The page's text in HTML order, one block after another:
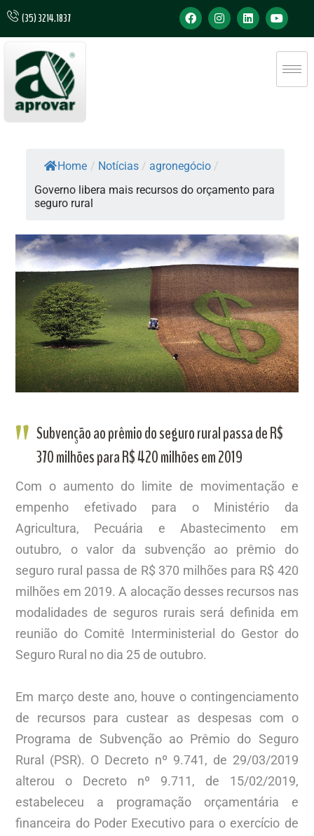
(35) 3214.1837
Home / Notícias / agronegócio /
Governo libera mais recursos do orçamento para
seguro rural
Subvenção ao prêmio do seguro rural passa de R$
370 milhões para R$ 420 milhões em 2019
Com o aumento do limite de movimentação e
empenho efetivado para o Ministério da
Agricultura, Pecuária e Abastecimento em
outubro, o valor da subvenção ao prêmio do
seguro rural passa de R$ 370 milhões para R$ 420
milhões em 2019. A alocação desses recursos nas
modalidades de seguros rurais será definida em
reunião do Comitê Interministerial do Gestor do
Seguro Rural no dia 25 de outubro.
Em março deste ano, houve o contingenciamento
de recursos para custear as despesas com o
Programa de Subvenção ao Prêmio do Seguro
Rural (PSR). O Decreto nº 9.741, de 29/03/2019
alterou o Decreto nº 9.711, de 15/02/2019,
estabeleceu a programação orçamentária e
financeira do Poder Executivo para o exercício de